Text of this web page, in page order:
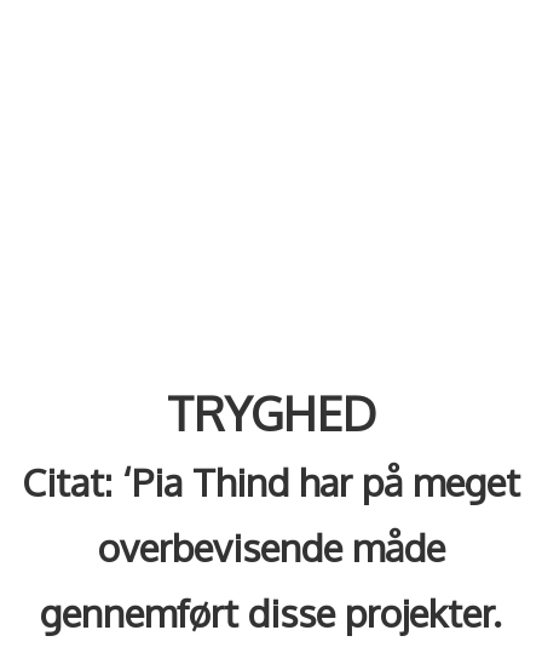
TRYGHED
Citat: ‘Pia Thind har på meget
overbevisende måde
gennemført disse projekter.